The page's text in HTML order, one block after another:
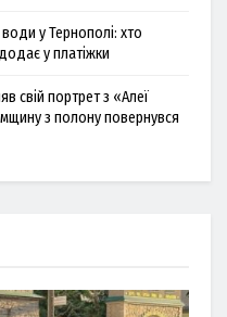
у Тернополі: хто
у платіжки
свій портрет з «Алеї
з полону повернувся